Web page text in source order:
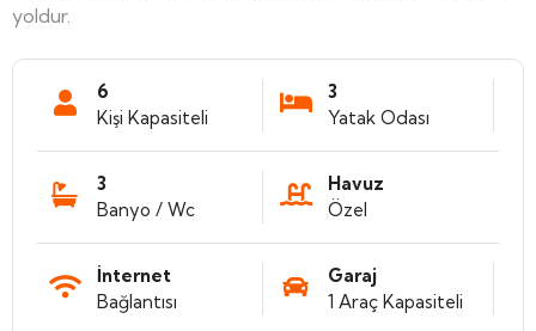
yoldur.
6
Kişi Kapasiteli
3
Yatak Odası
3
Banyo / Wc
Havuz
Özel
İnternet
Bağlantısı
Garaj
1 Araç Kapasiteli